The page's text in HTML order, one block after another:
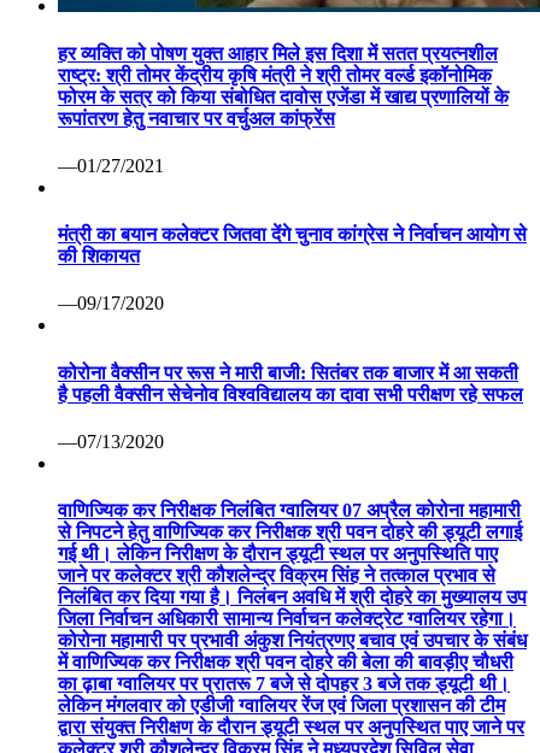
हर व्यक्ति को पोषण युक्त आहार मिले इस दिशा में सतत प्रयत्नशील
राष्ट्र: श्री तोमर केंद्रीय कृषि मंत्री ने श्री तोमर वर्ल्ड इकॉनोमिक
फोरम के सत्र को किया संबोधित दावोस एजेंडा में खाद्य प्रणालियों के
रूपांतरण हेतु नवाचार पर वर्चुअल कांफ्रेंस
—01/27/2021
मंत्री का बयान कलेक्टर जितवा देंगे चुनाव कांग्रेस ने निर्वाचन आयोग से
की शिकायत
—09/17/2020
कोरोना वैक्सीन पर रूस ने मारी बाजी: सितंबर तक बाजार में आ सकती
है पहली वैक्सीन सेचेनोव विश्वविद्यालय का दावा सभी परीक्षण रहे सफल
—07/13/2020
वाणिज्यिक कर निरीक्षक निलंबित ग्वालियर 07 अप्रैल कोरोना महामारी
से निपटने हेतु वाणिज्यिक कर निरीक्षक श्री पवन दोहरे की ड्यूटी लगाई
गई थी। लेकिन निरीक्षण के दौरान ड्यूटी स्थल पर अनुपस्थिति पाए
जाने पर कलेक्टर श्री कौशलेन्द्र विक्रम सिंह ने तत्काल प्रभाव से
निलंबित कर दिया गया है। निलंबन अवधि में श्री दोहरे का मुख्यालय उप
जिला निर्वाचन अधिकारी सामान्य निर्वाचन कलेक्ट्रेट ग्वालियर रहेगा।
कोरोना महामारी पर प्रभावी अंकुश नियंत्रणए बचाव एवं उपचार के संबंध
में वाणिज्यिक कर निरीक्षक श्री पवन दोहरे की बेला की बावड़ीए चौधरी
का ढ़ाबा ग्वालियर पर प्रातरू 7 बजे से दोपहर 3 बजे तक ड्यूटी थी।
लेकिन मंगलवार को एडीजी ग्वालियर रेंज एवं जिला प्रशासन की टीम
द्वारा संयुक्त निरीक्षण के दौरान ड्यूटी स्थल पर अनुपस्थित पाए जाने पर